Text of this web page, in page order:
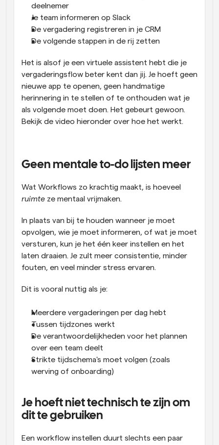
deelnemer
Je team informeren op Slack
De vergadering registreren in je CRM
De volgende stappen in de rij zetten
Het is alsof je een virtuele assistent hebt die je
vergaderingsflow beter kent dan jij. Je hoeft geen
nieuwe app te openen, geen handmatige
herinnering in te stellen of te onthouden wat je
als volgende moet doen. Het gebeurt gewoon.
Bekijk de video hieronder over hoe het werkt.
Geen mentale to-do lijsten meer
ruimte ze mentaal vrijmaken.
In plaats van bij te houden wanneer je moet
opvolgen, wie je moet informeren, of wat je moet
versturen, kun je het één keer instellen en het
laten draaien. Je zult meer consistentie, minder
fouten, en veel minder stress ervaren.
Dit is vooral nuttig als je:
Meerdere vergaderingen per dag hebt
Tussen tijdzones werkt
De verantwoordelijkheden voor het plannen
over een team deelt
Strikte tijdschema's moet volgen (zoals
werving of onboarding)
Je hoeft niet technisch te zijn om
dit te gebruiken
Een workflow instellen duurt slechts een paar